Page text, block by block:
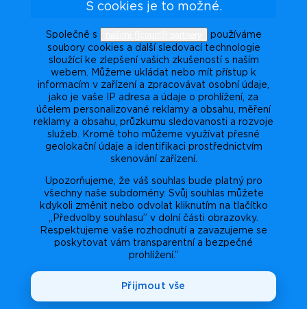
S cookies je to možné.
Společně s
používáme
soubory cookies a další sledovací technologie
sloužící ke zlepšení vašich zkušeností s naším
webem. Můžeme ukládat nebo mít přístup k
informacím v zařízení a zpracovávat osobní údaje,
jako je vaše IP adresa a údaje o prohlížení, za
účelem personalizované reklamy a obsahu, měření
reklamy a obsahu, průzkumu sledovanosti a rozvoje
služeb. Kromě toho můžeme využívat přesné
geolokační údaje a identifikaci prostřednictvím
skenování zařízení.
Upozorňujeme, že váš souhlas bude platný pro
všechny naše subdomény. Svůj souhlas můžete
kdykoli změnit nebo odvolat kliknutím na tlačítko
„Předvolby souhlasu” v dolní části obrazovky.
Respektujeme vaše rozhodnutí a zavazujeme se
poskytovat vám transparentní a bezpečné
prohlížení.”
Přijmout vše